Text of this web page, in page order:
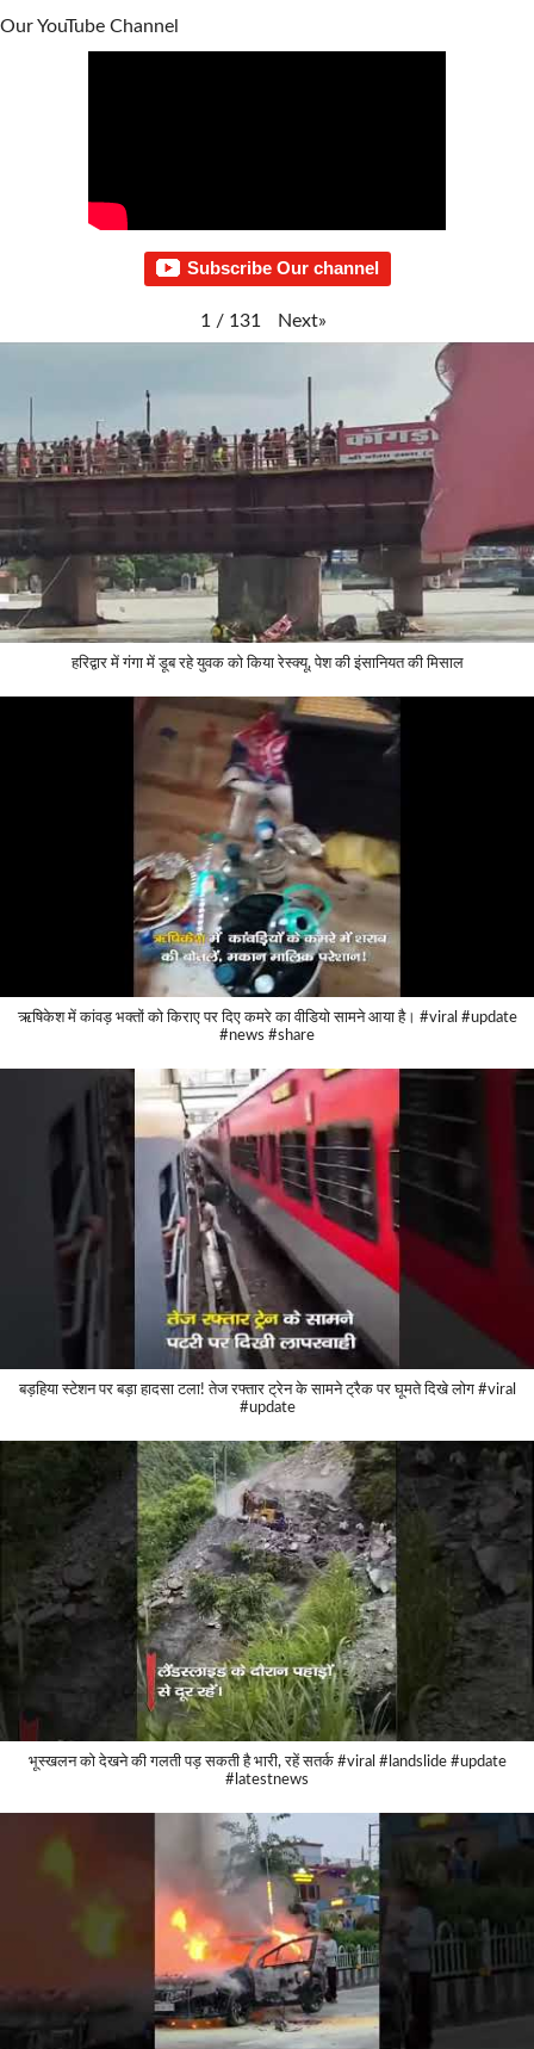
Our YouTube Channel
Subscribe Our channel
1 / 131 Next»
हरिद्वार में गंगा में डूब रहे युवक को किया रेस्क्यू, पेश की इंसानियत की मिसाल
ऋषिकेश में कांवड़ भक्तों को किराए पर दिए कमरे का वीडियो सामने आया है। #viral #update
#news #share
बड़हिया स्टेशन पर बड़ा हादसा टला! तेज रफ्तार ट्रेन के सामने ट्रैक पर घूमते दिखे लोग #viral
#update
भूस्खलन को देखने की गलती पड़ सकती है भारी, रहें सतर्क #viral #landslide #update
#latestnews